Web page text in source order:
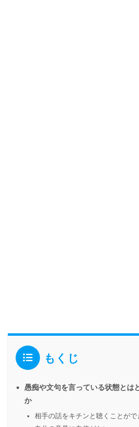
もくじ
愚痴や文句を言っている状態とは
か
相手の話をキチンと聴くことがで